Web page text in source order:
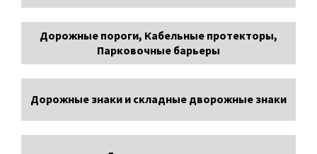
Дорожные пороги, Кабельные протекторы,
Парковочные барьеры
Дорожные знаки и складные дворожные знаки